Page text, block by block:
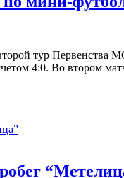
тур Первенства
4:0. Во втором